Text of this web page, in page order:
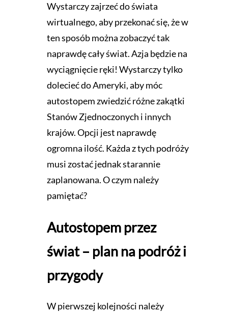
Wystarczy zajrzeć do świata
wirtualnego, aby przekonać się, że w
ten sposób można zobaczyć tak
naprawdę cały świat. Azja będzie na
wyciągnięcie ręki! Wystarczy tylko
dolecieć do Ameryki, aby móc
autostopem zwiedzić różne zakątki
Stanów Zjednoczonych i innych
krajów. Opcji jest naprawdę
ogromna ilość. Każda z tych podróży
musi zostać jednak starannie
zaplanowana. O czym należy
pamiętać?
Autostopem przez
świat – plan na podróż i
przygody
W pierwszej kolejności należy